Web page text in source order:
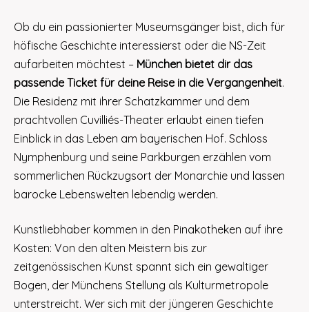
Ob du ein passionierter Museumsgänger bist, dich für
höfische Geschichte interessierst oder die NS-Zeit
aufarbeiten möchtest – München bietet dir das
passende Ticket für deine Reise in die Vergangenheit.
Die Residenz mit ihrer Schatzkammer und dem
prachtvollen Cuvilliés-Theater erlaubt einen tiefen
Einblick in das Leben am bayerischen Hof. Schloss
Nymphenburg und seine Parkburgen erzählen vom
sommerlichen Rückzugsort der Monarchie und lassen
barocke Lebenswelten lebendig werden.
Kunstliebhaber kommen in den Pinakotheken auf ihre
Kosten: Von den alten Meistern bis zur
zeitgenössischen Kunst spannt sich ein gewaltiger
Bogen, der Münchens Stellung als Kulturmetropole
unterstreicht. Wer sich mit der jüngeren Geschichte